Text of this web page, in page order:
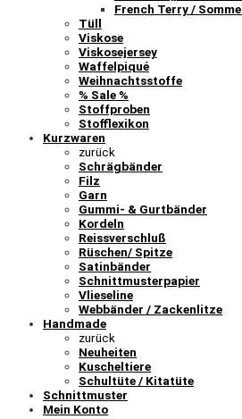
French Terry /
Tüll
Viskose
Viskosejersey
Waffelpiqué
Weihnachtsstoffe
% Sale %
Stoffproben
Stofflexikon
Kurzwaren
zurück
Schrägbänder
Filz
Garn
Gummi- & Gurtbänder
Kordeln
Reissverschluß
Rüschen/ Spitze
Satinbänder
Schnittmusterpapier
Vlieseline
Webbänder / Zackenlitze
Handmade
zurück
Neuheiten
Kuscheltiere
Schultüte / Kitatüte
Schnittmuster
Mein Konto